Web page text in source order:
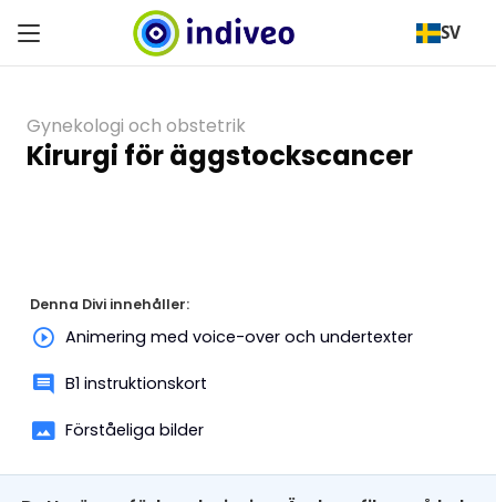
SV
Gynekologi och obstetrik
Kirurgi för äggstockscancer
Denna Divi innehåller:
Animering med voice-over och undertexter
B1 instruktionskort
Förståeliga bilder